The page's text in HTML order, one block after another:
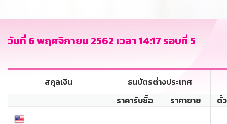
GSB Society
วันที่ 6 พฤศจิกายน 2562 เวลา 14:17 รอบที่ 5
สกุลเงิน
ธนบัตรต่่างประเทศ
ราคารับซื้อ
ราคาขาย ตั๋